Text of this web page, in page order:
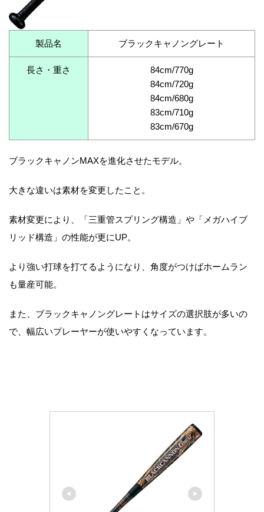
製品名 ブラックキャノングレート
長さ・重さ
84cm/770g
84cm/720g
84cm/680g
83cm/710g
83cm/670g
ブラックキャノンMAXを進化させたモデル。
大きな違いは素材を変更したこと。
素材変更により、「三重管スプリング構造」や「メガハイブ
リッド構造」の性能が更にUP。
より強い打球を打てるようになり、角度がつけばホームラン
も量産可能。
また、ブラックキャノングレートはサイズの選択肢が多いの
で、幅広いプレーヤーが使いやすくなっています。